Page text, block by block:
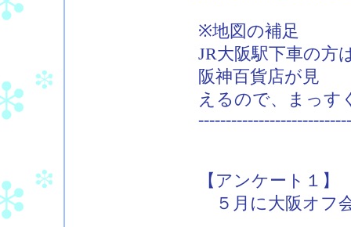
※地図の補足
JR大阪駅下車の方
阪神百貨店が見
えるので、まっす
【アンケート１】
５月に大阪オフ